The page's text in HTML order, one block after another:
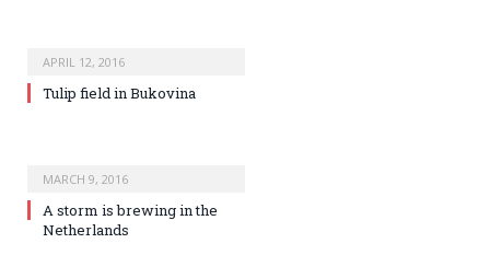
APRIL 12, 2016
Tulip field in Bukovina
MARCH 9, 2016
A storm is brewing in the
Netherlands